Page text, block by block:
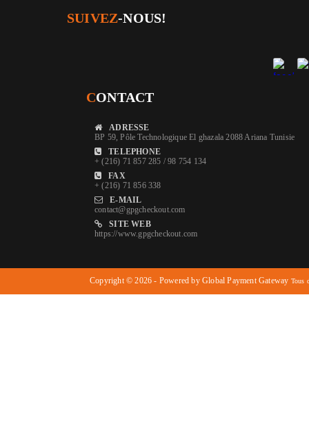
SUIVEZ-NOUS!
CONTACT
ADRESSE
BP 59, Pôle Technologique El ghazala 2088 Ariana Tunisie
TELEPHONE
+ (216) 71 857 285 / 98 754 134
FAX
+ (216) 71 856 338
E-MAIL
contact@gpgcheckout.com
SITE WEB
https://www.gpgcheckout.com
Copyright © 2026 - Powered by Global Payment Gateway Tous